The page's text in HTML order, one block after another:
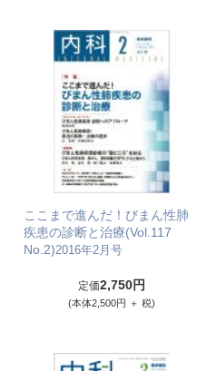
ここまで進んだ！びまん性肺
疾患の診断と治療(Vol.117
No.2)2016年2月号
定価2,750円
(本体2,500円 ＋ 税)